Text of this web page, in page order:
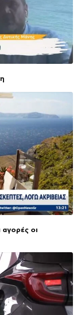
αγορές οι